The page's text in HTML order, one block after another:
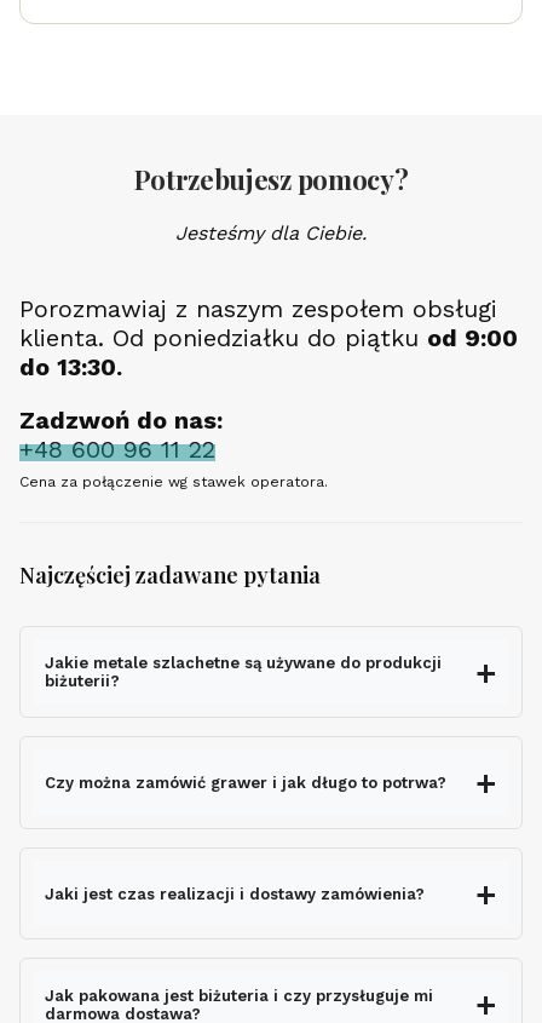
Potrzebujesz pomocy?
Jesteśmy dla Ciebie.
Porozmawiaj z naszym zespołem obsługi
klienta. Od poniedziałku do piątku od 9:00
do 13:30.
Zadzwoń do nas:
+48 600 96 11 22
Cena za połączenie wg stawek operatora.
Najczęściej zadawane pytania
Jakie metale szlachetne są używane do produkcji
biżuterii?
Czy można zamówić grawer i jak długo to potrwa?
grawerem gratis
wysyłki
Jaki jest czas realizacji i dostawy zamówienia?
Jak pakowana jest biżuteria i czy przysługuje mi
darmowa dostawa?